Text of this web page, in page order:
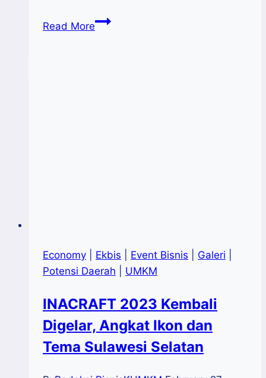
Read MoreKUMPUL-
Economy Ekbis Event Bisnis Galeri
Potensi Daerah
UMKM
INACRAFT 2023 Kembali
Digelar, Angkat Ikon dan
Tema Sulawesi Selatan